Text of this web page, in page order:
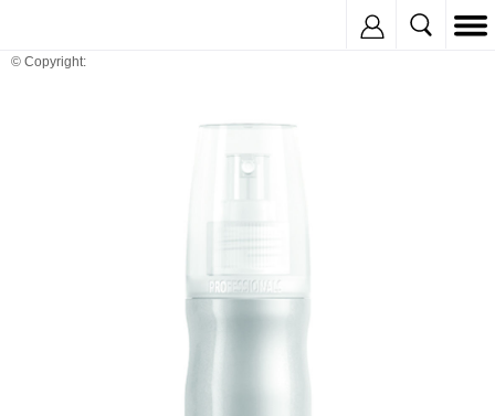
© Copyright: